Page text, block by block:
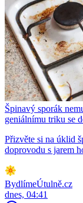
Špinavý sporák
geniálnímu triku se
Přizvěte si na úklid
doprovodu s jarem
BydlímeÚtulně.cz
dnes, 04:41